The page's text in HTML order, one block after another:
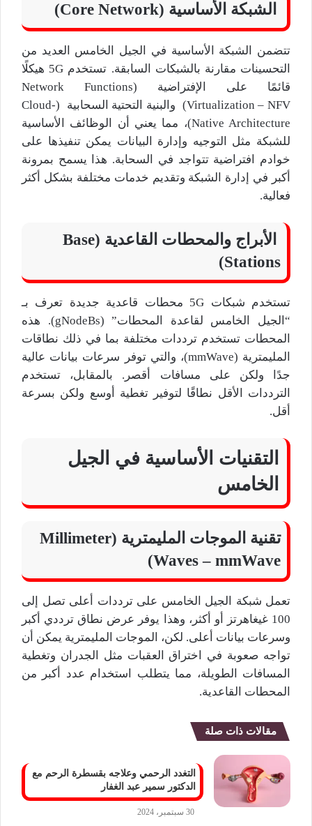
الشبكة الأساسية (Core Network)
تتضمن الشبكة الأساسية في الجيل الخامس العديد من
التحسينات مقارنة بالشبكات السابقة. تستخدم 5G هيكلًا
قائمًا على الإفتراضية (Network Functions
Virtualization – NFV) والبنية التحتية السحابية (Cloud-
Native Architecture)، مما يعني أن الوظائف الأساسية
للشبكة مثل التوجيه وإدارة البيانات يمكن تنفيذها على
خوادم افتراضية تتواجد في السحابة. هذا يسمح بمرونة
أكبر في إدارة الشبكة وتقديم خدمات مختلفة بشكل أكثر
فعالية.
الأبراج والمحطات القاعدية (Base
Stations)
تستخدم شبكات 5G محطات قاعدية جديدة تعرف بـ
“الجيل الخامس لقاعدة المحطات” (gNodeBs). هذه
المحطات تستخدم ترددات مختلفة بما في ذلك نطاقات
المليمترية (mmWave)، والتي توفر سرعات بيانات عالية
جدًا ولكن على مسافات أقصر. بالمقابل، تستخدم
الترددات الأقل نطاقًا لتوفير تغطية أوسع ولكن بسرعة
أقل.
التقنيات الأساسية في الجيل
الخامس
تقنية الموجات المليمترية (Millimeter
Waves – mmWave)
تعمل شبكة الجيل الخامس على ترددات أعلى تصل إلى
100 غيغاهرتز أو أكثر، وهذا يوفر عرض نطاق ترددي أكبر
وسرعات بيانات أعلى. لكن، الموجات المليمترية يمكن أن
تواجه صعوبة في اختراق العقبات مثل الجدران وتغطية
المسافات الطويلة، مما يتطلب استخدام عدد أكبر من
المحطات القاعدية.
مقالات ذات صلة
التغدد الرحمي وعلاجه بقسطرة الرحم مع
الدكتور سمير عبد الغفار
30 سبتمبر، 2024